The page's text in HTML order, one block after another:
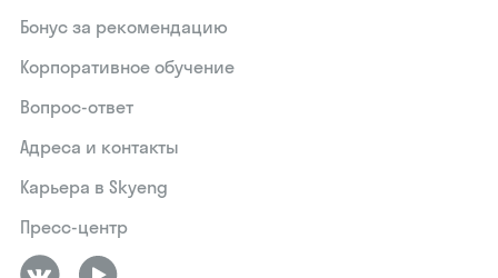
Бонус за рекомендацию
Корпоративное обучение
Вопрос-ответ
Адреса и контакты
Карьера в Skyeng
Пресс-центр